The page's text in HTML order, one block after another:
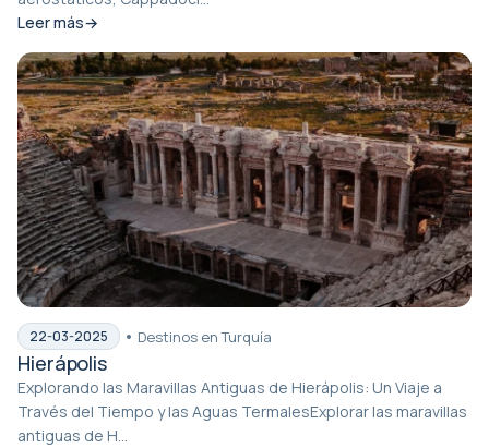
Leer más
22-03-2025 Destinos en Turquía
Hierápolis
Explorando las Maravillas Antiguas de Hierápolis: Un Viaje a
Través del Tiempo y las Aguas TermalesExplorar las maravillas
antiguas de H...